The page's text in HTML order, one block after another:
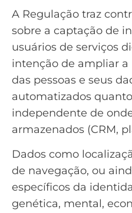
A Regulação traz
sobre a captação de
usuários de serviços
intenção de ampliar
das pessoas e seus
automatizados
independente de
armazenados (CRM,
Dados como
de navegação, ou
específicos da
genética, mental,